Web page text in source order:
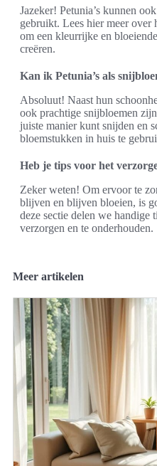
Jazeker! Petunia’s kunnen
gebruikt. Lees hier meer over
om een kleurrijke en
creëren.
Kan ik Petunia’s als
Absoluut! Naast hun
ook prachtige snijbloemen
juiste manier kunt snijden en
bloemstukken in huis te
Heb je tips voor het
Zeker weten! Om ervoor te
blijven en blijven bloeien, is
deze sectie delen we handige
verzorgen en te onderhouden.
Meer artikelen